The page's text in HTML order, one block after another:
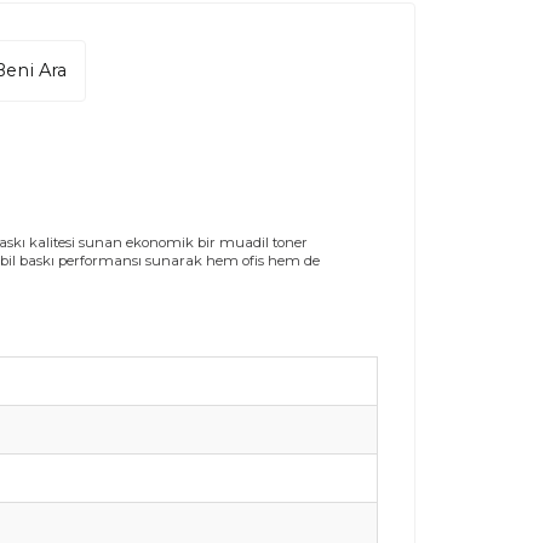
Ara
kalitesi sunan ekonomik bir muadil toner
baskı performansı sunarak hem ofis hem de